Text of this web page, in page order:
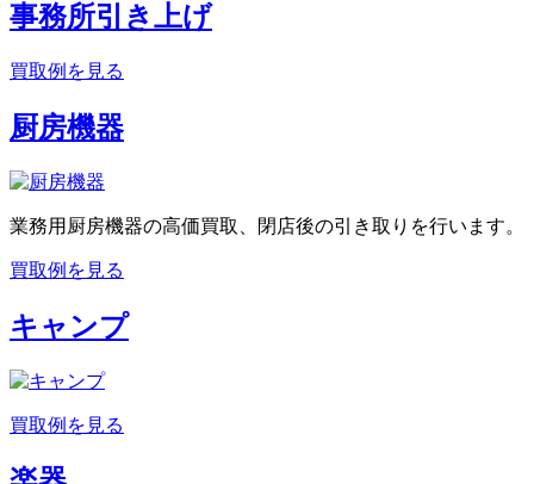
事務所引き上げ
買取例を見る
厨房機器
業務用厨房機器の高価買取、閉店後の引き取りを行います。
買取例を見る
キャンプ
買取例を見る